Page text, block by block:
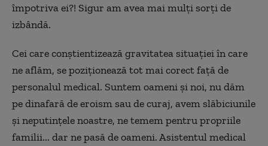
împotriva ei?! Sigur am avea mai mulți sorți de
izbândă.
Cei care conștientizează gravitatea situației în care
ne aflăm, se poziționează tot mai corect față de
personalul medical. Suntem oameni și noi, nu dăm
pe dinafară de eroism sau de curaj, avem slăbiciunile
și neputințele noastre, ne temem pentru propriile
familii... dar ne pasă de oameni. Asistentul medical